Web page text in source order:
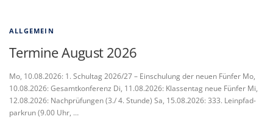
ALLGEMEIN
Termine August 2026
Mo, 10.08.2026: 1. Schultag 2026/27 – Einschulung der neuen Fünfer Mo,
10.08.2026: Gesamtkonferenz Di, 11.08.2026: Klassentag neue Fünfer Mi,
12.08.2026: Nachprüfungen (3./ 4. Stunde) Sa, 15.08.2026: 333. Leinpfad-
parkrun (9.00 Uhr, …